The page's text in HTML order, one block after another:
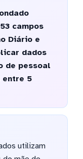
campos
Diário e
dados
de pessoal
entre 5
utilizam